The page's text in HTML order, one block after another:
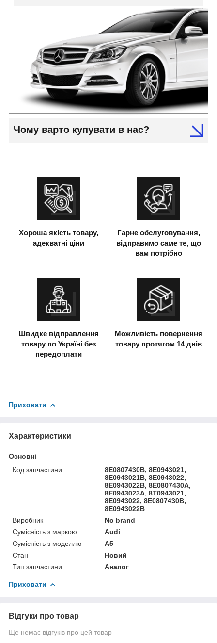
Чому варто купувати в нас?
Хороша якість товару,
адекватні ціни
Гарне обслуговування,
відправимо саме те, що
вам потрібно
Швидке відправлення
товару по Україні без
передоплати
Можливість повернення
товару протягом 14 днів
Приховати
Характеристики
Основні
Код запчастини
8E0807430B, 8E0943021,
8E0943021B, 8E0943022,
8E0943022B, 8E0807430A,
8E0943023A, 8T0943021,
8E0943022, 8E0807430B,
8E0943022B
Виробник
No brand
Сумісність з маркою
Audi
Сумісність з моделлю
A5
Стан
Новий
Тип запчастини
Аналог
Приховати
Відгуки про товар
Ще немає відгуків про цей товар